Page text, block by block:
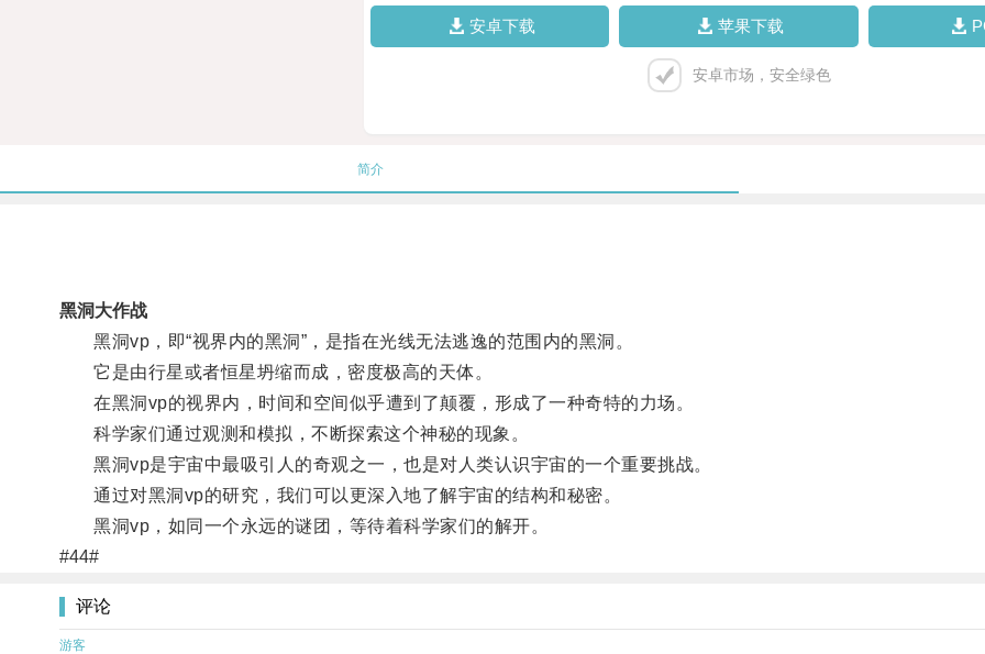
安卓下载 苹果下载
安卓市场，安全绿色
简介
黑洞大作战
黑洞vp，即“视界内的黑洞”，是指在光线无法逃逸的范围内的黑洞。
它是由行星或者恒星坍缩而成，密度极高的天体。
在黑洞vp的视界内，时间和空间似乎遭到了颠覆，形成了一种奇特的力场。
科学家们通过观测和模拟，不断探索这个神秘的现象。
黑洞vp是宇宙中最吸引人的奇观之一，也是对人类认识宇宙的一个重要挑战。
通过对黑洞vp的研究，我们可以更深入地了解宇宙的结构和秘密。
黑洞vp，如同一个永远的谜团，等待着科学家们的解开。
#44#
评论
游客